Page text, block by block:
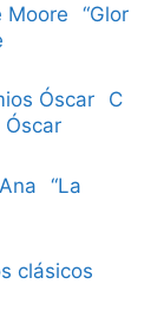
“Glor
C
Óscar
“La